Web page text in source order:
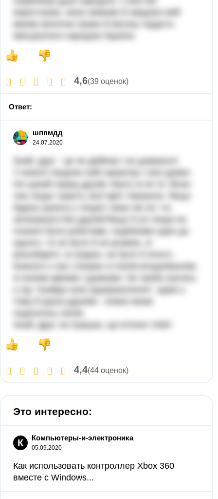
4,6(39 оценок)
Ответ:
шппмдд
24.07.2020
Знай, друг - це не двійник і не дзеркало!
Не шукай серед друзів такого ж як ти. Вони
будеш шукати у людях таких же як і ти,
залишишся без друзів!Якщо б усі люди на
різнобарв'я, ні сварок, не було б нічого.
Кожного з нас створен зі своїм вподобанням,
у гру "знайди своє відзеркалення", адже у
тому й краса дружби - кожен може
Знай: Друг не іграшка, що втілює тебе!
4,4(44 оценок)
Это интересно:
К Компьютеры-и-электроника
05.09.2020
Как использовать контроллер Xbox 360
вместе с Windows...